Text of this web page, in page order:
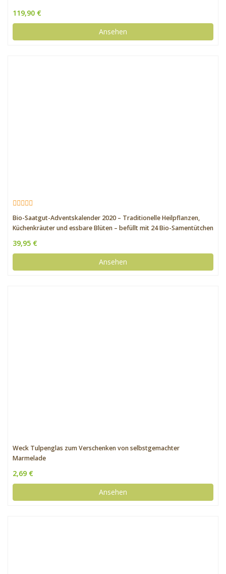
119,90 €
Ansehen
Bio-Saatgut-Adventskalender 2020 – Traditionelle Heilpflanzen,
Küchenkräuter und essbare Blüten – befüllt mit 24 Bio-Samentütchen
39,95 €
Ansehen
Weck Tulpenglas zum Verschenken von selbstgemachter
Marmelade
2,69 €
Ansehen